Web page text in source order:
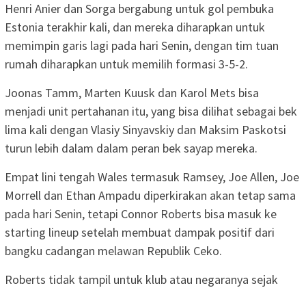
Henri Anier dan Sorga bergabung untuk gol pembuka
Estonia terakhir kali, dan mereka diharapkan untuk
memimpin garis lagi pada hari Senin, dengan tim tuan
rumah diharapkan untuk memilih formasi 3-5-2.
Joonas Tamm, Marten Kuusk dan Karol Mets bisa
menjadi unit pertahanan itu, yang bisa dilihat sebagai bek
lima kali dengan Vlasiy Sinyavskiy dan Maksim Paskotsi
turun lebih dalam dalam peran bek sayap mereka.
Empat lini tengah Wales termasuk Ramsey, Joe Allen, Joe
Morrell dan Ethan Ampadu diperkirakan akan tetap sama
pada hari Senin, tetapi Connor Roberts bisa masuk ke
starting lineup setelah membuat dampak positif dari
bangku cadangan melawan Republik Ceko.
Roberts tidak tampil untuk klub atau negaranya sejak